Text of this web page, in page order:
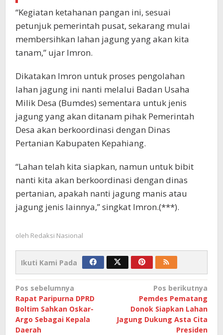
“Kegiatan ketahanan pangan ini, sesuai
petunjuk pemerintah pusat, sekarang mulai
membersihkan lahan jagung yang akan kita
tanam,” ujar Imron.
Dikatakan Imron untuk proses pengolahan
lahan jagung ini nanti melalui Badan Usaha
Milik Desa (Bumdes) sementara untuk jenis
jagung yang akan ditanam pihak Pemerintah
Desa akan berkoordinasi dengan Dinas
Pertanian Kabupaten Kepahiang.
“Lahan telah kita siapkan, namun untuk bibit
nanti kita akan berkoordinasi dengan dinas
pertanian, apakah nanti jagung manis atau
jagung jenis lainnya,” singkat Imron.(***).
oleh Redaksi Nasional
Ikuti Kami Pada
Navigasi
pos
Pos sebelumnya
Rapat Paripurna DPRD
Boltim Sahkan Oskar-
Argo Sebagai Kepala
Daerah
Pos berikutnya
Pemdes Pematang
Donok Siapkan Lahan
Jagung Dukung Asta Cita
Presiden